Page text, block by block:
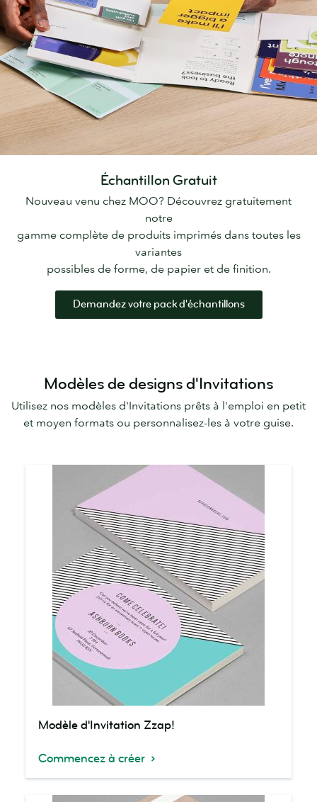
Échantillon Gratuit
Nouveau venu chez MOO? Découvrez gratuitement
notre
gamme complète de produits imprimés dans toutes les
variantes
possibles de forme, de papier et de finition.
Demandez votre pack d'échantillons
Modèles de designs d'Invitations
Utilisez nos modèles d'Invitations prêts à l'emploi en petit
et moyen formats ou personnalisez-les à votre guise.
d'Invitation
Modèle d'Invitation Zzap!
Commencez à créer